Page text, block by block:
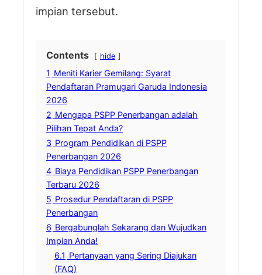
impian tersebut.
Contents hide
1 Meniti Karier Gemilang: Syarat
Pendaftaran Pramugari Garuda Indonesia
2026
2 Mengapa PSPP Penerbangan adalah
Pilihan Tepat Anda?
3 Program Pendidikan di PSPP
Penerbangan 2026
4 Biaya Pendidikan PSPP Penerbangan
Terbaru 2026
5 Prosedur Pendaftaran di PSPP
Penerbangan
6 Bergabunglah Sekarang dan Wujudkan
Impian Anda!
6.1 Pertanyaan yang Sering Diajukan
(FAQ)